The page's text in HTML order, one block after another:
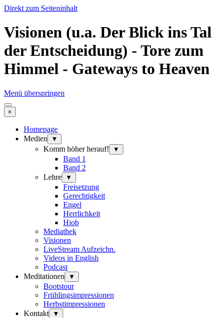
Direkt zum Seiteninhalt
Visionen (u.a. Der Blick ins Tal
der Entscheidung) - Tore zum
Himmel - Gateways to Heaven
Menü überspringen
×
Homepage
Medien
▼
Komm höher herauf! ▼
Band 1
Band 2
Lehre
▼
Freisetzung
Gerechtigkeit
Engel
Herrlichkeit
Hiob
Mediathek
Visionen
LiveStream Aufzeichn.
Videos in English
Podcast
Meditationen
▼
Bootstour
Frühlingsimpressionen
Herbstimpressionen
Kontakt
▼